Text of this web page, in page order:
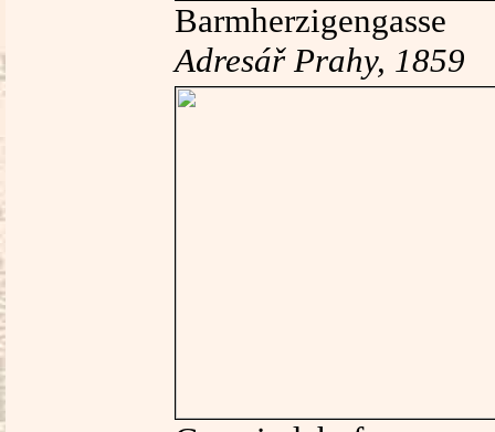
Barmherzigengasse
Adresář Prahy, 1859